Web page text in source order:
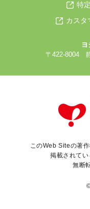
特
カスタ
〒422-8004
このWeb Siteの著
掲載されて
無断